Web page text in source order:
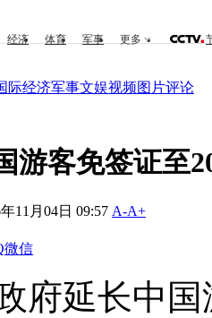
经济 体育 军事 更多
际经济军事文娱视频图片评论
游客免签证至
11月04日 09:57 A-A+
微信
府延长中